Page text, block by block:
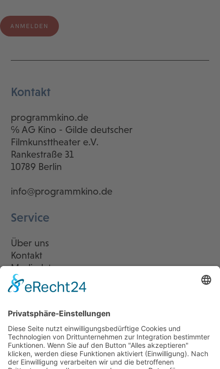
Kontakt
programmkino.de
℅ AG Kino - Gilde deutscher
Filmkunsttheater e.V.
Rankestraße 31
10789 Berlin
info@programmkino.de
Service
Über uns
Kontakt
Mediadaten
Newsletter
LogIn
Legal
Impressum
Datenschutzerklärung